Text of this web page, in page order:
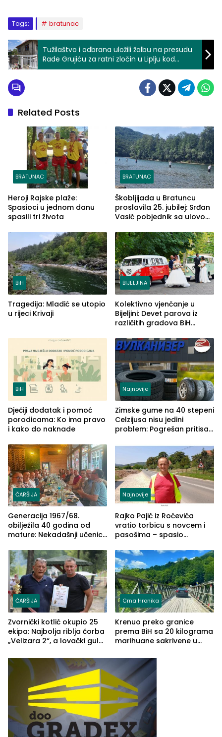
Tags: bratunac
Tužilaštvo i odbrana uložili žalbu na presudu
Rade Grujiću za ratni zločin u Liplju kod
Zvornika
Related Posts
BRATUNAC
Heroji Rajske plaže:
Spasioci u jednom danu
spasili tri života
BRATUNAC
Škobljijada u Bratuncu
proslavila 25. jubilej: Srđan
Vasić pobjednik sa ulovom
BiH
Tragedija: Mladić se utopio
u rijeci Krivaji
BIJELJINA
Kolektivno vjenčanje u
Bijeljini: Devet parova iz
različitih gradova BiH
BiH
Dječiji dodatak i pomoć
porodicama: Ko ima pravo
i kako do naknade
Najnovije
Zimske gume na 40 stepeni
Celzijusa nisu jedini
problem: Pogrešan pritisak
ČARŠIJA
Generacija 1967/68.
obilježila 40 godina od
mature: Nekadašnji učenici
(FOTO)
Najnovije
Rajko Pajić iz Roćevića
vratio torbicu s novcem i
pasošima – spasio
Grčkoj
ČARŠIJA
Zvornički kotlić okupio 25
ekipa: Najbolja riblja čorba
„Velizara 2“, a lovački gulaš
Crna Hronika
Krenuo preko granice
prema BiH sa 20 kilograma
marihuane sakrivene u